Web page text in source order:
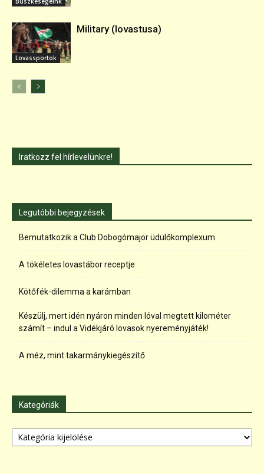
Lovassportok
Military (lovastusa)
Iratkozz fel hírlevelünkre!
Legutóbbi bejegyzések
Bemutatkozik a Club Dobogómajor üdülőkomplexum
A tökéletes lovastábor receptje
Kötőfék-dilemma a karámban
Készülj, mert idén nyáron minden lóval megtett kilométer
számít – indul a Vidékjáró lovasok nyereményjáték!
A méz, mint takarmánykiegészítő
Kategóriák
Kategóriák